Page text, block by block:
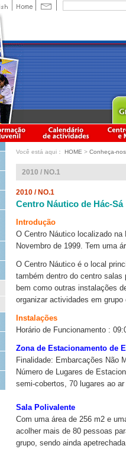
Você está aqui： HOME > Conheça-nos
2010 / NO.1
2010 / NO.1
Centro Náutico de Hác-Sá
Introdução
O Centro Náutico localizado na
Novembro de 1999. Tem uma
O Centro Náutico é o local
também dentro do centro
bem como outras instalações
organizar actividades em grupo
Instalações
Horário de Funcionamento :
Zona de Estacionamento de
Finalidade: Embarcações Não
Número de Lugares de
semi-cobertos, 70 lugares ao
Sala Polivalente
Com uma área de 256 m2 e
acolher mais de 80 pessoas
grupo, sendo ainda